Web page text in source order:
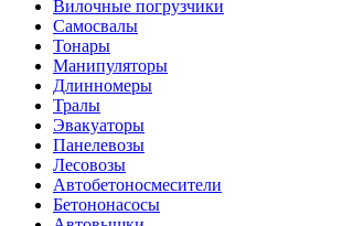
Вилочные погрузчики
Самосвалы
Тонары
Манипуляторы
Длинномеры
Тралы
Эвакуаторы
Панелевозы
Лесовозы
Автобетоно­смесители
Бетононасосы